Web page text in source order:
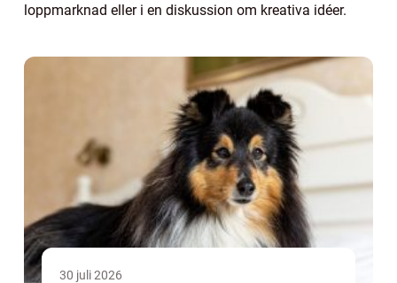
loppmarknad eller i en diskussion om kreativa idéer.
30 juli 2026